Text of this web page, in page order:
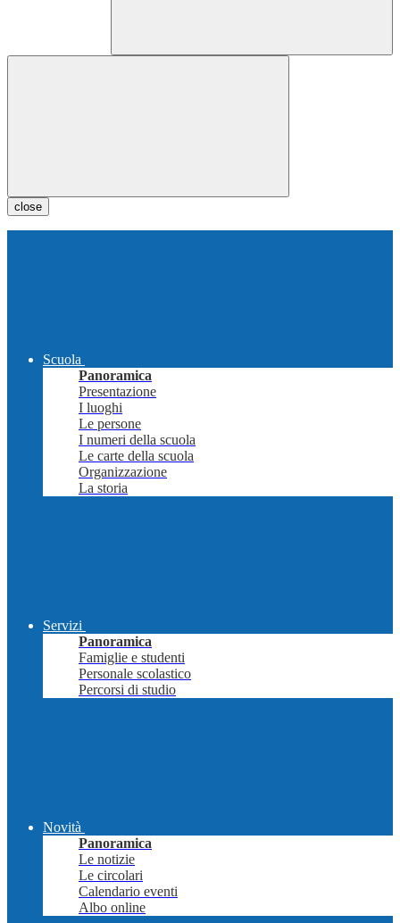
close
Scuola
Panoramica
Presentazione
I luoghi
Le persone
I numeri della scuola
Le carte della scuola
Organizzazione
La storia
Servizi
Panoramica
Famiglie e studenti
Personale scolastico
Percorsi di studio
Novità
Panoramica
Le notizie
Le circolari
Calendario eventi
Albo online